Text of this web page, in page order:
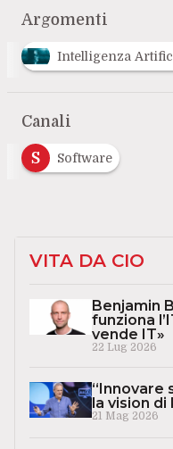
Argomenti
I Investimenti
Canali
S Software
VITA DA CIO
Benjamin
funziona
vende IT»
22 Lug 2026
“Innovare
la vision di
21 Mag 2026